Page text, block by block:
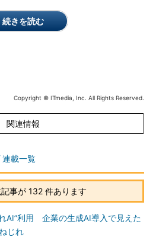
続きを読む
Copyright © ITmedia, Inc. All Rights Reserved.
関連情報
連載一覧
事が 132 件あります
AI”利用 企業の生成AI導入で見えた
じれ